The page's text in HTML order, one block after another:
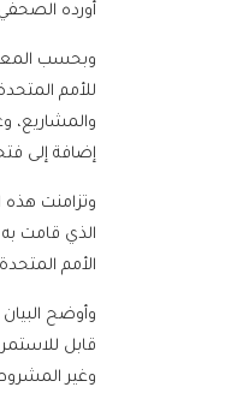
أورده
وبحسب
للأمم
والمشاريع،
إضافة إلى
وتزامنت هذه
الذي قامت
الأمم المتحدة
وأوضح
قابل
وغير